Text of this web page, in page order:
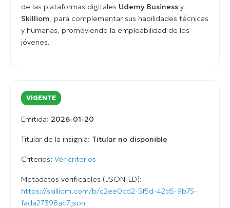
de las plataformas digitales Udemy Business y
Skilliom , para complementar sus habilidades técnicas
y humanas, promoviendo la empleabilidad de los
jóvenes.
VIGENTE
Emitida: 2026-01-20
Titular de la insignia: Titular no disponible
Criterios: Ver criterios
Metadatos verificables (JSON-LD):
https://skilliom.com/b/c2ee0cd2-5f5d-42d5-9b75-
fada27398ac7.json